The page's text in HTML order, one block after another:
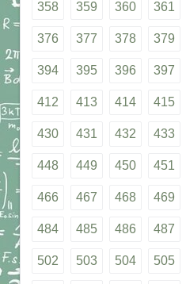
358 359 360 361
376 377 378 379
394 395 396 397
412 413 414 415
430 431 432 433
448 449 450 451
466 467 468 469
484 485 486 487
502 503 504 505